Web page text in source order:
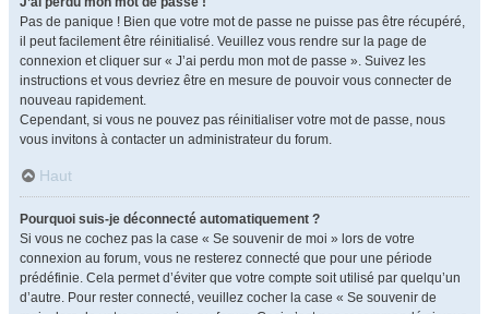
Pas de panique ! Bien que votre mot de passe ne puisse pas être récupéré,
il peut facilement être réinitialisé. Veuillez vous rendre sur la page de
connexion et cliquer sur « J’ai perdu mon mot de passe ». Suivez les
instructions et vous devriez être en mesure de pouvoir vous connecter de
nouveau rapidement.
Cependant, si vous ne pouvez pas réinitialiser votre mot de passe, nous
vous invitons à contacter un administrateur du forum.
Haut
Pourquoi suis-je déconnecté automatiquement ?
Si vous ne cochez pas la case « Se souvenir de moi » lors de votre
connexion au forum, vous ne resterez connecté que pour une période
prédéfinie. Cela permet d’éviter que votre compte soit utilisé par quelqu’un
d’autre. Pour rester connecté, veuillez cocher la case « Se souvenir de